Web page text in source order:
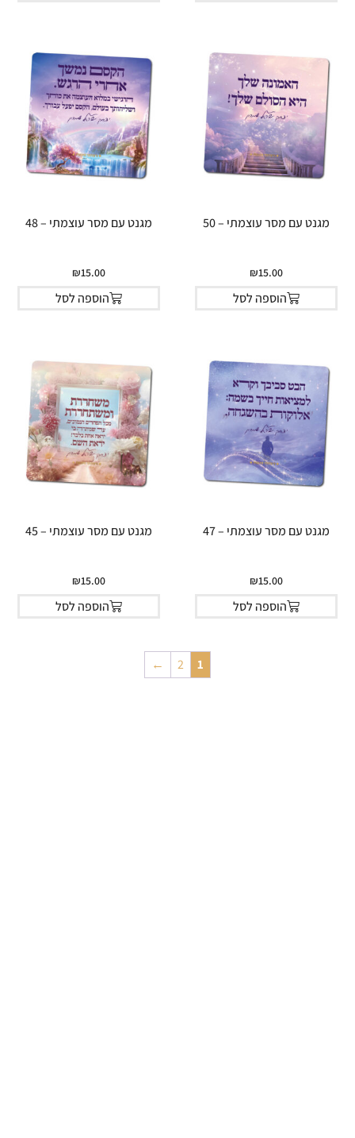
מגנט עם מסר עוצמתי – 50
₪15.00
הוספה לסל
מגנט עם מסר עוצמתי – 48
₪15.00
הוספה לסל
מגנט עם מסר עוצמתי – 47
₪15.00
הוספה לסל
מגנט עם מסר עוצמתי – 45
₪15.00
הוספה לסל
1
2
←